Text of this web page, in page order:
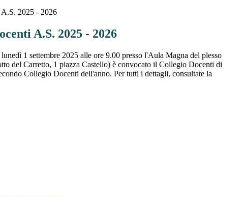
2025 - 2026
A.S. 2025 - 2026
1 settembre 2025 alle ore 9.00 presso l'Aula Magna del plesso
del Carretto, 1 piazza Castello) è convocato il Collegio Docenti di
Collegio Docenti dell'anno. Per tutti i dettagli, consultate la